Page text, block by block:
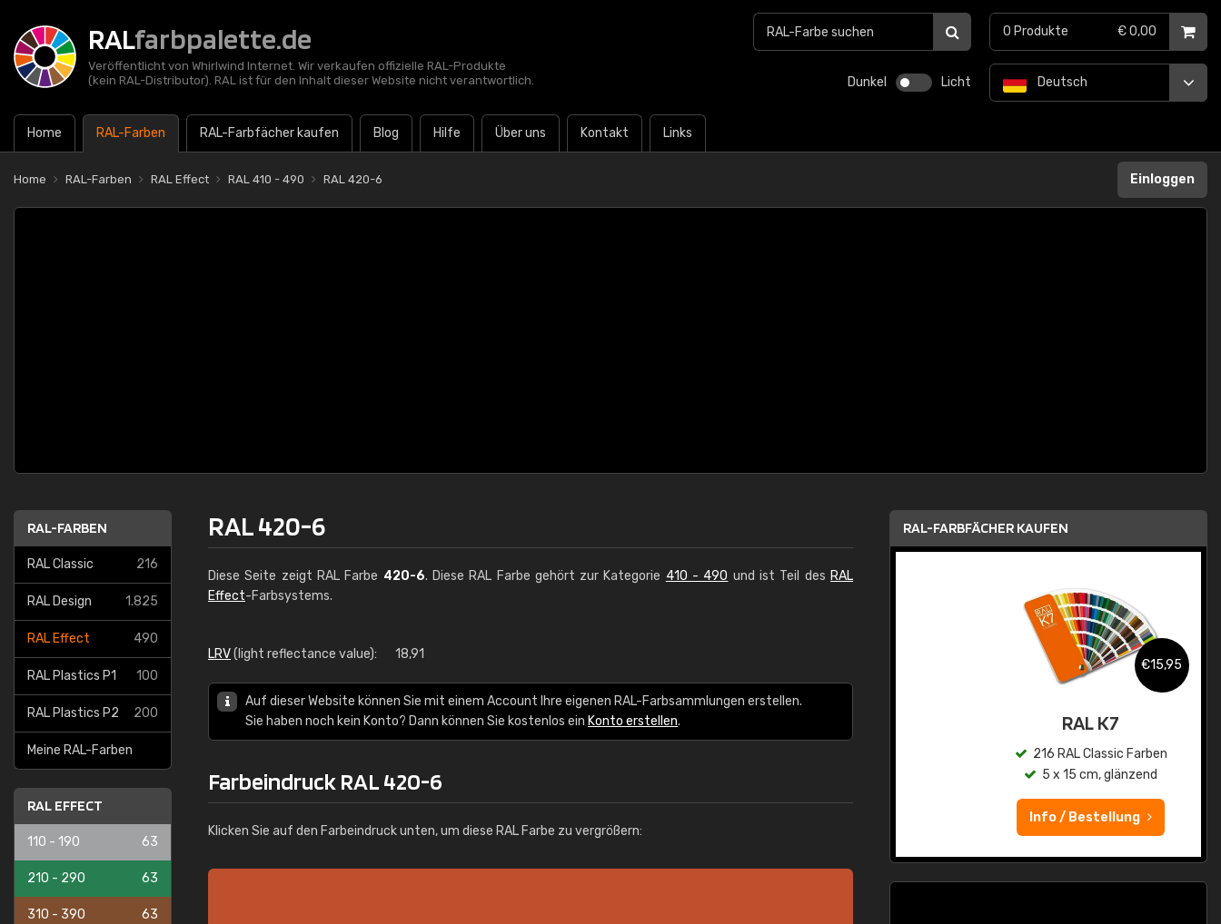
RALfarbpalette.de
Veröffentlicht von Whirlwind Internet. Wir verkaufen offizielle RAL-Produkte
(kein RAL-Distributor). RAL ist für den Inhalt dieser Website nicht verantwortlich.
Dunkel Licht
Home RAL-Farben RAL-Farbfächer kaufen Blog Hilfe Über uns Kontakt Links
Deutsch
0 Produkte € 0,00
Home RAL-Farben RAL Effect RAL 410 - 490 RAL 420-6 Einloggen
RAL-FARBEN
RAL Classic 216
RAL Design 1.825
RAL Effect 490
RAL Plastics P1 100
RAL Plastics P2 200
Meine RAL-Farben
RAL EFFECT
110 - 190 63
210 - 290 63
310 - 390 63
RAL 420-6
Diese Seite zeigt RAL Farbe 420-6. Diese RAL Farbe gehört zur Kategorie 410 - 490 und ist Teil des RAL
Effect-Farbsystems.
LRV(light reflectance value): 18,91
Auf dieser Website können Sie mit einem Account Ihre eigenen RAL-Farbsammlungen erstellen.
Sie haben noch kein Konto? Dann können Sie kostenlos ein Konto erstellen.
Farbeindruck RAL 420-6
Klicken Sie auf den Farbeindruck unten, um diese RAL Farbe zu vergrößern:
RAL-FARBFÄCHER KAUFEN
RAL K7 auf Wasserbasis
€15,95
RAL K7
216 RAL Classic Farben
5 x 15 cm, glänzend
Info / Bestellung